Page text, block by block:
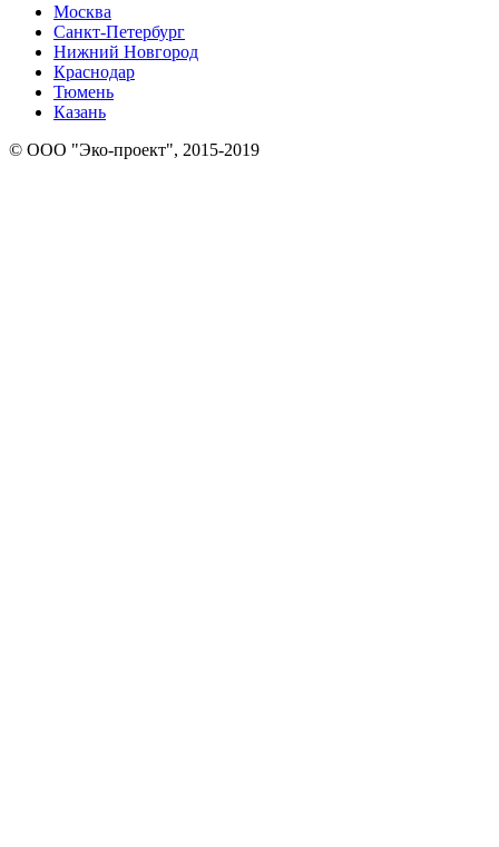
Москва
Санкт-Петербург
Нижний Новгород
Краснодар
Тюмень
Казань
© ООО "Эко-проект", 2015-2019